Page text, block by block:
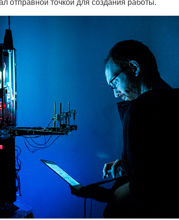
отправной точкой для создания работы.